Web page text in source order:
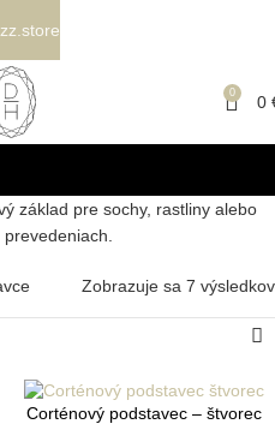
0 0
základ pre sochy, rastliny alebo
Zobrazuje sa 7 výsledkov
Corténový podstavec – štvorec